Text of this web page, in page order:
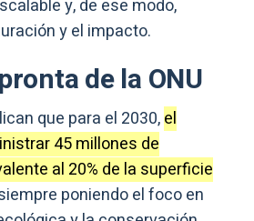
y, de ese modo,
y el impacto.
de la ONU
que para el 2030,el
45 millones de
al 20% de la superficie
poniendo el foco en